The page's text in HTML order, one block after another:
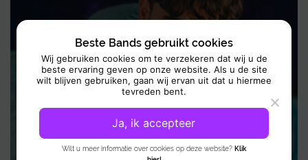
van de talentshow FunX Talent Fuego. Vanaf dat moment bleef
Quique zich ontwikkelen en bouwen aan zijn carrière. Zo trad hij op bij
Daarnaast stond hij in het voorprogramma van Ronnie Flex, wat zijn
bereik verder vergrootte.
Bovendien heeft Quique een herkenbare sound ontwikkeld waarin hij
Latin-invloeden combineert met urban- en popmuziek. Deze mix zorgt
voor een frisse en energieke stijl die een breed publiek aanspreekt.
Zijn optredens zijn levendig en meeslepend, waardoor hij een sterke
Beste Bands gebruikt cookies
Wij gebruiken cookies om te verzekeren dat wij u de
beste ervaring geven op onze website. Als u de site
wilt blijven gebruiken, gaan wij ervan uit dat u hiermee
tevreden bent.
Wilt u meer informatie over cookies op deze website? Klik
Ja, ik accepteer